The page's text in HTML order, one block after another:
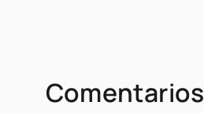
Comentarios